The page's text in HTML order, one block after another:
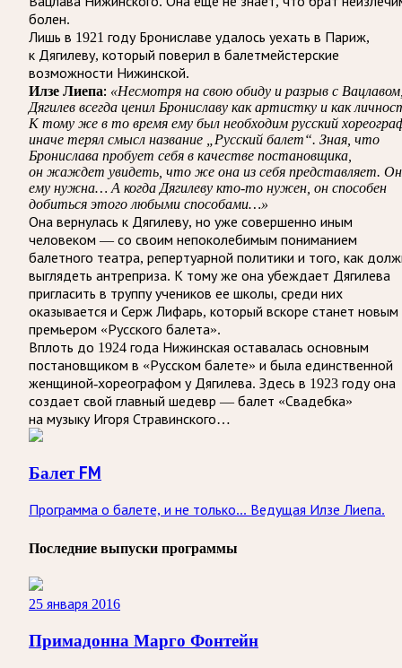
болен.
Лишь в 1921 году Брониславе удалось уехать в Париж,
к Дягилеву, который поверил в балетмейстерские
возможности Нижинской.
Илзе Лиепа: «Несмотря на свою обиду и разрыв с
Дягилев всегда ценил Брониславу как артистку и как
К тому же в то время ему был необходим русский
иначе терял смысл название „Русский балет“. Зная, что
Бронислава пробует себя в качестве постановщика,
он жаждет увидеть, что же она из себя представляет.
ему нужна… А когда Дягилеву кто-то нужен, он способен
добиться этого любыми способами…»
Она вернулась к Дягилеву, но уже совершенно иным
человеком — со своим непоколебимым пониманием
балетного театра, репертуарной политики и того, как
выглядеть антреприза. К тому же она убеждает Дягилева
пригласить в труппу учеников ее школы, среди них
оказывается и Серж Лифарь, который вскоре станет новым
премьером «Русского балета».
Вплоть до 1924 года Нижинская оставалась основным
постановщиком в «Русском балете» и была единственной
женщиной-хореографом у Дягилева. Здесь в 1923 году она
создает свой главный шедевр — балет «Свадебка»
на музыку Игоря Стравинского…
Балет FM
Программа о балете, и не только... Ведущая Илзе Лиепа.
Последние выпуски программы
25 января 2016
Примадонна Марго Фонтейн